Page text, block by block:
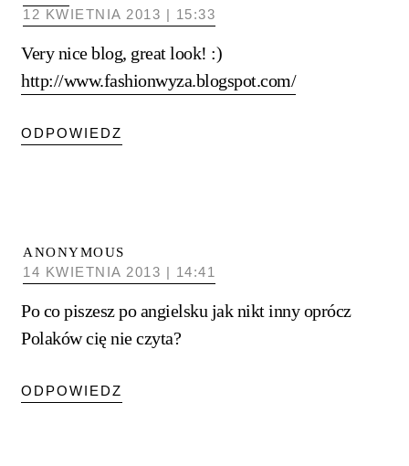
12 KWIETNIA 2013 | 15:33
Very nice blog, great look! :)
http://www.fashionwyza.blogspot.com/
ODPOWIEDZ
ANONYMOUS
14 KWIETNIA 2013 | 14:41
Po co piszesz po angielsku jak nikt inny oprócz
Polaków cię nie czyta?
ODPOWIEDZ